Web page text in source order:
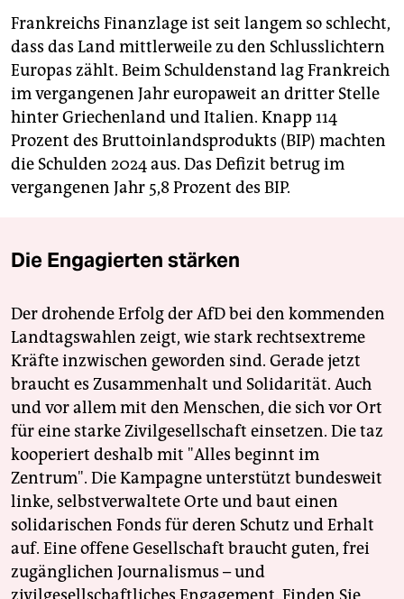
Frankreichs Finanzlage ist seit langem so schlecht,
dass das Land mittlerweile zu den Schlusslichtern
Europas zählt. Beim Schuldenstand lag Frankreich
im vergangenen Jahr europaweit an dritter Stelle
hinter Griechenland und Italien. Knapp 114
Prozent des Bruttoinlandsprodukts (BIP) machten
die Schulden 2024 aus. Das Defizit betrug im
vergangenen Jahr 5,8 Prozent des BIP.
Die Engagierten stärken
Der drohende Erfolg der AfD bei den kommenden
Landtagswahlen zeigt, wie stark rechtsextreme
Kräfte inzwischen geworden sind. Gerade jetzt
braucht es Zusammenhalt und Solidarität. Auch
und vor allem mit den Menschen, die sich vor Ort
für eine starke Zivilgesellschaft einsetzen. Die taz
kooperiert deshalb mit "Alles beginnt im
Zentrum". Die Kampagne unterstützt bundesweit
linke, selbstverwaltete Orte und baut einen
solidarischen Fonds für deren Schutz und Erhalt
auf. Eine offene Gesellschaft braucht guten, frei
zugänglichen Journalismus – und